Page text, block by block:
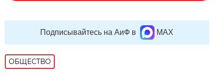
Подписывайтесь на АиФ в MAX
ОБЩЕСТВО